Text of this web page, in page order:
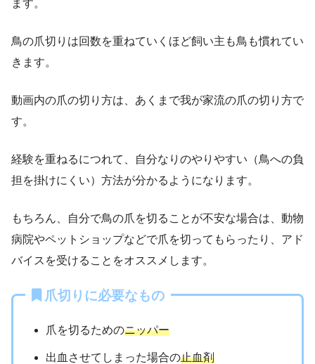
ます。
鳥の爪切りは回数を重ねていくほど飼い主も鳥も慣れてい
きます。
動画内の爪の切り方は、あくまで我が家流の爪の切り方で
す。
経験を重ねるにつれて、自分なりのやりやすい（鳥への負
担を掛けにくい）方法が分かるようになります。
もちろん、自分で鳥の爪を切ることが不安な場合は、動物
病院やペットショップなどで爪を切ってもらったり、アド
バイスを受けることをオススメします。
爪切りに必要なもの
爪を切るためのニッパー
出血させてしまった場合の止血剤